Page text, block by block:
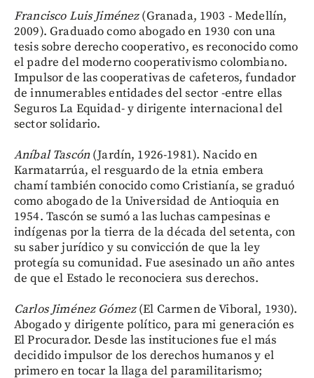
Francisco Luis Jiménez(Granada, 1903 - Medellín,
2009). Graduado como abogado en 1930 con una
tesis sobre derecho cooperativo, es reconocido como
el padre del moderno cooperativismo colombiano.
Impulsor de las cooperativas de cafeteros, fundador
de innumerables entidades del sector -entre ellas
Seguros La Equidad- y dirigente internacional del
sector solidario.
Aníbal Tascón(Jardín, 1926-1981). Nacido en
Karmatarrúa, el resguardo de la etnia embera
chamí también conocido como Cristianía, se graduó
como abogado de la Universidad de Antioquia en
1954. Tascón se sumó a las luchas campesinas e
indígenas por la tierra de la década del setenta, con
su saber jurídico y su convicción de que la ley
protegía su comunidad. Fue asesinado un año antes
de que el Estado le reconociera sus derechos.
Carlos Jiménez Gómez(El Carmen de Viboral, 1930).
Abogado y dirigente político, para mi generación es
El Procurador. Desde las instituciones fue el más
decidido impulsor de los derechos humanos y el
primero en tocar la llaga del paramilitarismo;